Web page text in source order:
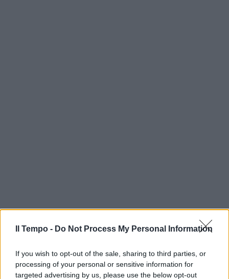
Il Tempo - Do Not Process My Personal Information
If you wish to opt-out of the sale, sharing to third parties, or
processing of your personal or sensitive information for
targeted advertising by us, please use the below opt-out